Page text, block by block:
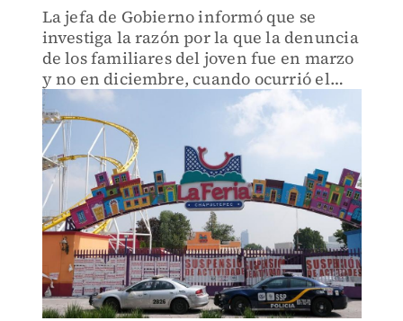
La jefa de Gobierno informó que se
investiga la razón por la que la denuncia
de los familiares del joven fue en marzo
y no en diciembre, cuando ocurrió el
hecho.